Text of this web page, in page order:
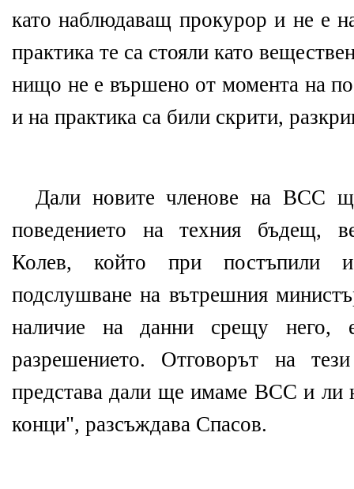
като наблюдаващ прокурор и не е
практика те са стояли като
нищо не е вършено от момента на
и на практика са били скрити,
Дали новите членове на ВСС
поведението на техния бъдещ,
Колев, който при постъпили
подслушване на вътрешния
наличие на данни срещу него,
разрешението. Отговорът на
представа дали ще имаме ВСС и ли
конци", разсъждава Спасов.